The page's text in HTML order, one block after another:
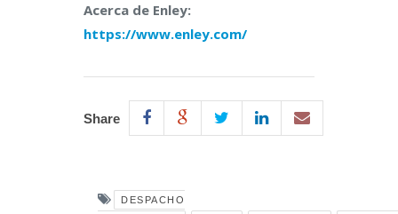
Acerca de Enley:
https://www.enley.com/
Share
DESPACHO